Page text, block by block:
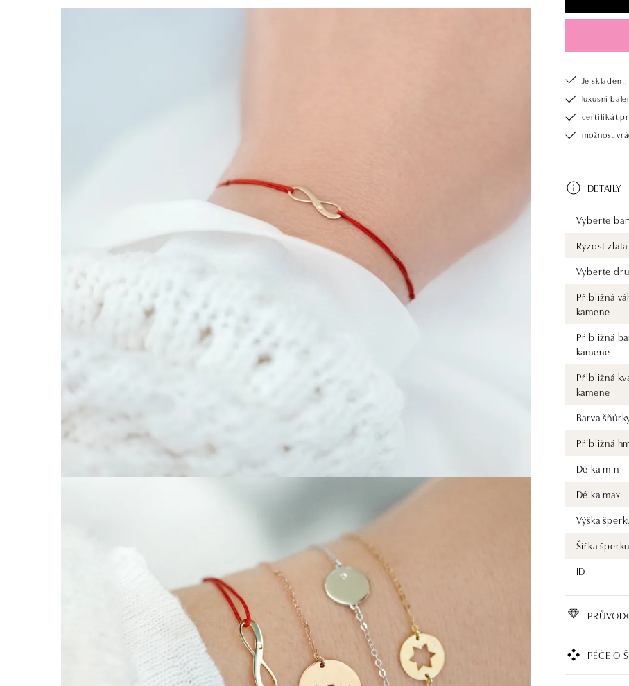
Je skladem,
luxusní
certifikát
možnost
DETAILY
Vyberte
Ryzost zlata
Vyberte
Přibližná
kamene
Přibližná
kamene
Přibližná
kamene
Barva
Přibližná
Délka min
Délka max
Výška
Šířka šperku
ID
PÉČE O